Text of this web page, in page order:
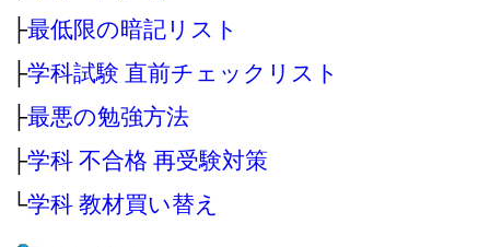
├最低限の暗記リスト
├学科試験 直前チェックリスト
├最悪の勉強方法
├学科 不合格 再受験対策
└学科 教材買い替え